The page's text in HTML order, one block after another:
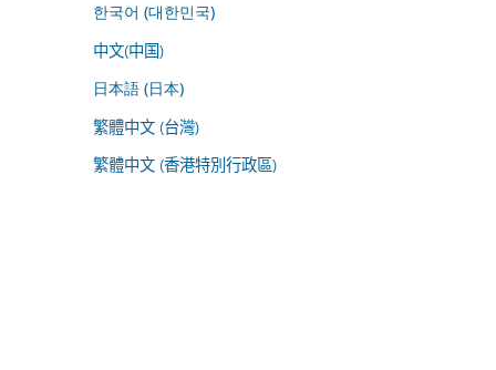
한국어 (대한민국)
中文(中国)
日本語 (日本)
繁體中文 (台灣)
繁體中文 (香港特別行政區)